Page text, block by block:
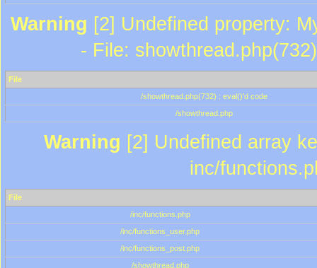
Warning [2] Undefined property:
- File:
File
/showthread.php(732) : eval()'d code
/showthread.php
Warning [2] Undefined array
inc/
File
/inc/functions.php
/inc/functions_user.php
/inc/functions_post.php
/showthread.php